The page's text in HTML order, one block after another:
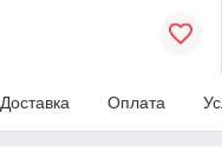
Доставка Оплата